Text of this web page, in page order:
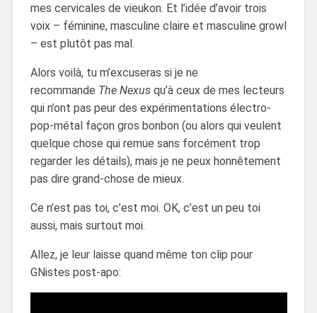
mes cervicales de vieukon. Et l’idée d’avoir trois
voix – féminine, masculine claire et masculine growl
– est plutôt pas mal.
Alors voilà, tu m’excuseras si je ne
recommande The Nexusqu’à ceux de mes lecteurs
qui n’ont pas peur des expérimentations électro-
pop-métal façon gros bonbon (ou alors qui veulent
quelque chose qui remue sans forcément trop
regarder les détails), mais je ne peux honnêtement
pas dire grand-chose de mieux.
Ce n’est pas toi, c’est moi. OK, c’est un peu toi
aussi, mais surtout moi.
Allez, je leur laisse quand même ton clip pour
GNistes post-apo: